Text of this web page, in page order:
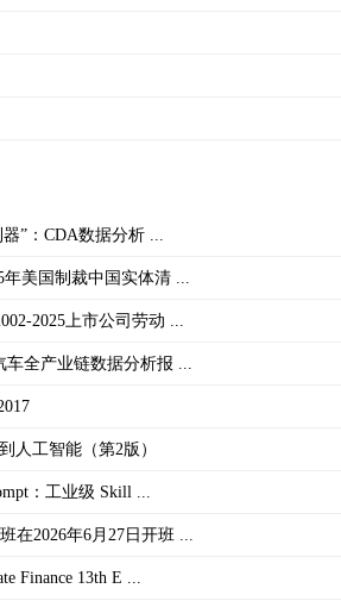
”：CDA数据分析 ...
美国制裁中国实体清 ...
2025上市公司劳动 ...
全产业链数据分析报 ...
人工智能（第2版）
：工业级 Skill ...
在2026年6月27日开班 ...
Finance 13th E ...